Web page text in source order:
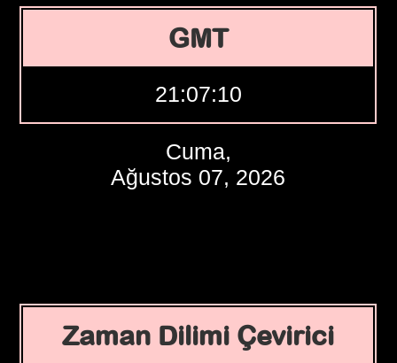
GMT
21:07:10
Cuma,
Ağustos 07, 2026
Zaman Dilimi Çevirici